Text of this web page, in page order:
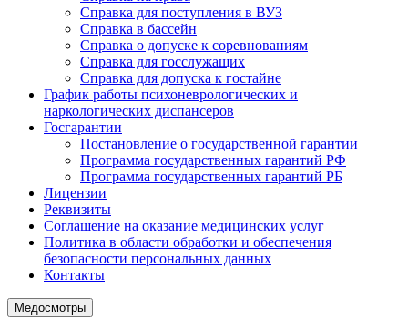
Справка для поступления в ВУЗ
Справка в бассейн
Справка о допуске к соревнованиям
Справка для госслужащих
Справка для допуска к гостайне
График работы психоневрологических и
наркологических диспансеров
Госгарантии
Постановление о государственной гарантии
Программа государственных гарантий РФ
Программа государственных гарантий РБ
Лицензии
Реквизиты
Соглашение на оказание медицинских услуг
Политика в области обработки и обеспечения
безопасности персональных данных
Контакты
Медосмотры